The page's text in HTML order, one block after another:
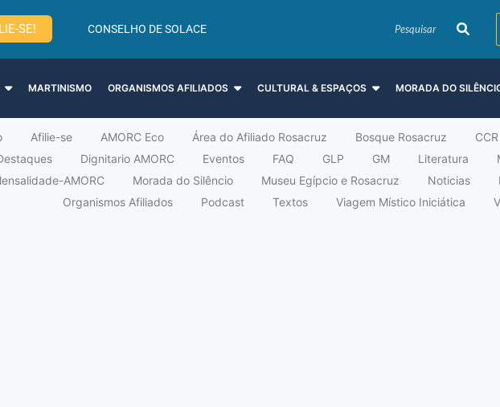
SE! CONSELHO DE SOLACE
MARTINISMO ORGANISMOS AFILIADOS CULTURAL & ESPAÇOS MORADA DO
Afilie-se AMORC Eco Área do Afiliado Rosacruz Bosque Rosacruz CCR
Dignitario AMORC Eventos FAQ GLP GM Literatura
AMORC Morada do Silêncio Museu Egípcio e Rosacruz Noticias
Organismos Afiliados
Podcast Textos Viagem Místico Iniciática